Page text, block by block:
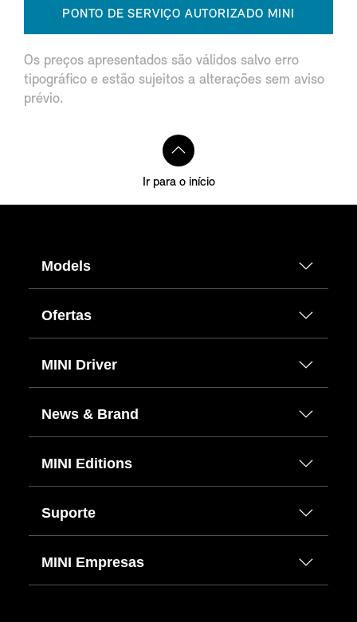
PONTO DE SERVIÇO AUTORIZADO MINI
Os preços apresentados são válidos salvo erro
tipográfico e estão sujeitos a alterações sem aviso
prévio.
Ir para o início
Models
Ofertas
MINI Driver
News & Brand
MINI Editions
Suporte
MINI Empresas